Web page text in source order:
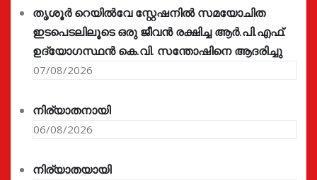
തൃശൂർ റെയിൽവേ സ്റ്റേഷനിൽ സമയോചിത
ഇടപെടലിലൂടെ ഒരു ജീവൻ രക്ഷിച്ച ആർ.പി.എഫ്.
ഉദ്യോഗസ്ഥൻ കെ.വി. സന്തോഷിനെ ആദരിച്ചു
07/08/2026
നിര്യാതനായി
06/08/2026
നിര്യാതയായി